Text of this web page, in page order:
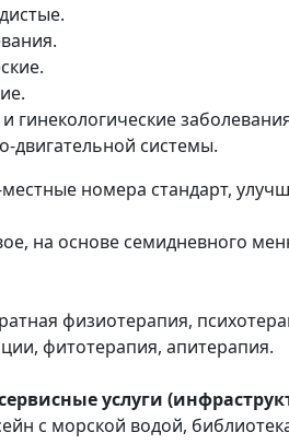
гинекологические
двигательной системы.
местные номера стандарт,
на основе семидневного
физиотерапия,
фитотерапия, апитерапия.
услуги
с морской водой,